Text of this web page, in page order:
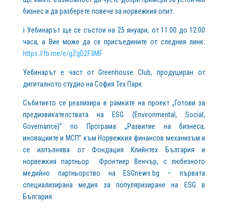
бизнес и да разберете повече за норвежкия опит.
ℹ️ Уебинарът ще се състои на 25 януари, от 11:00 до 12:00
часа, а Вие може да се присъедините от следния линк:
https://fb.me/e/gZgD2F3MF
Уебинарът е част от Greenhouse Club, продуциран от
дигиталното студио на София Тех Парк.
Събитието се реализира в рамките на проект „Готови за
предизвикателствата на ESG (Environmental, Social,
Governance)” по Програма „Развитие на бизнеса,
иновациите и МСП” към Норвежкия финансов механизъм и
се изпълнява от Фондация Клийнтех България и
норвежкия партньор Фронтиер Венчър, с любезното
медийно партньорство на ESGnews.bg – първата
специализирана медия за популяризиране на ESG в
България.